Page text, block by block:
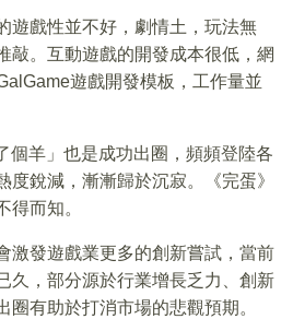
遊戲性並不好，劇情土，玩法無
敲。互動遊戲的開發成本很低，網
遊戲開發模板，工作量並
個羊」也是成功出圈，頻頻登陸各
度銳減，漸漸歸於沉寂。《完蛋》
得而知。
激發遊戲業更多的創新嘗試，當前
久，部分源於行業增長乏力、創新
圈有助於打消市場的悲觀預期。